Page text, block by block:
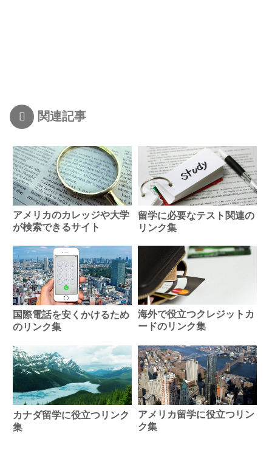
関連記事
アメリカのカレッジや大学
が検索できるサイト
留学に必要なテスト関連の
リンク集
国際電話を安くかけるため
のリンク集
海外で役立つクレジットカ
ードのリンク集
カナダ留学に役立つリンク
集
アメリカ留学に役立つリン
ク集